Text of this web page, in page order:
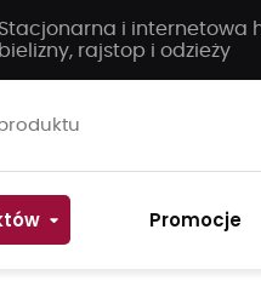
Stacjonarna i internetowa
bielizny, rajstop i odzieży
Promocje